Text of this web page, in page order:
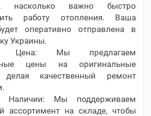
насколько важно быстро
работу отопления. Ваша
оперативно отправлена в
Украины.
Цена: Мы предлагаем
цены на оригинальные
делая качественный ремонт
Наличии: Мы поддерживаем
ассортимент на складе, чтобы